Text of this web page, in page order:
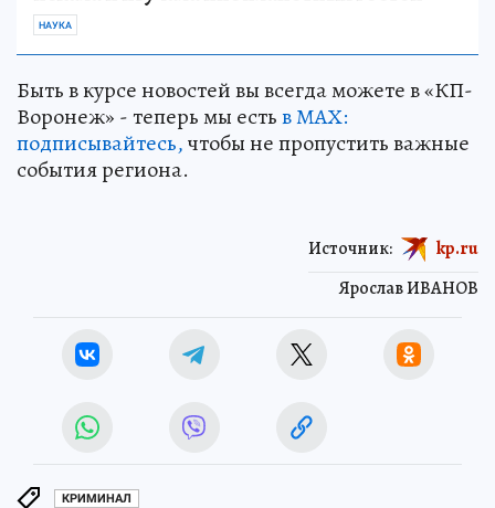
НАУКА
Быть в курсе новостей вы всегда можете в «КП-
Воронеж» - теперь мы естьв МАХ:
подписывайтесь,чтобы не пропустить важные
события региона.
Ярослав ИВАНОВ
Источник: kp.ru
КРИМИНАЛ